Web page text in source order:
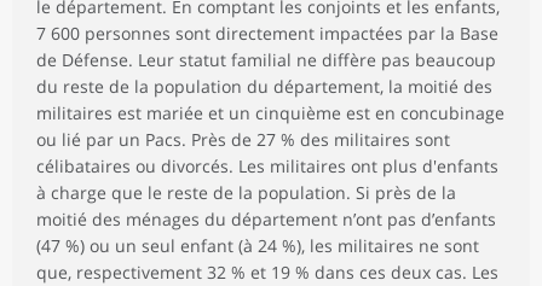
le département. En comptant les conjoints et les enfants,
7 600 personnes sont directement impactées par la Base
de Défense. Leur statut familial ne diffère pas beaucoup
du reste de la population du département, la moitié des
militaires est mariée et un cinquième est en concubinage
ou lié par un Pacs. Près de 27 % des militaires sont
célibataires ou divorcés. Les militaires ont plus d'enfants
à charge que le reste de la population. Si près de la
moitié des ménages du département n’ont pas d’enfants
(47 %) ou un seul enfant (à 24 %), les militaires ne sont
que, respectivement 32 % et 19 % dans ces deux cas. Les